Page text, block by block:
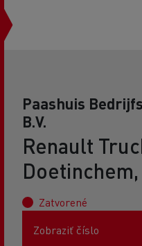
Paashuis
B.V.
Renault
Zatvorené
Zobraziť číslo